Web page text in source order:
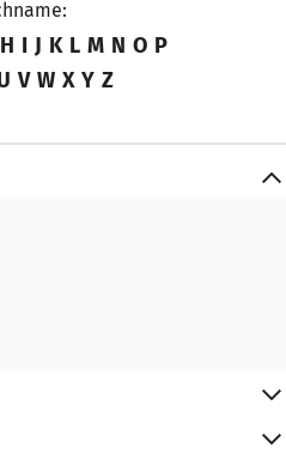
H I J K L M N O P
V W X Y Z